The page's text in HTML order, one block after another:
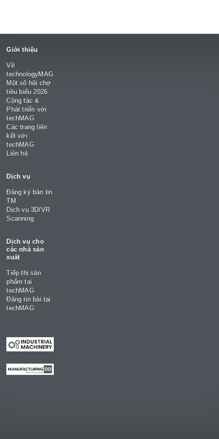
Giới thiệu
Về
technologyMAG
Một số hội chợ
tiêu biểu 2026
Cộng tác &
Phát triển với
techMAG
Các trang liên
kết với
techMAG
Liên hệ
Dịch vụ
Đăng ký bản tin
TM
Dịch vụ 3D/VR
Scanning
Dịch vụ cho
các nhà sản
xuất
Tiếp thị sản
phẩm tại
techMAG
Đăng tin bài tại
techMAG